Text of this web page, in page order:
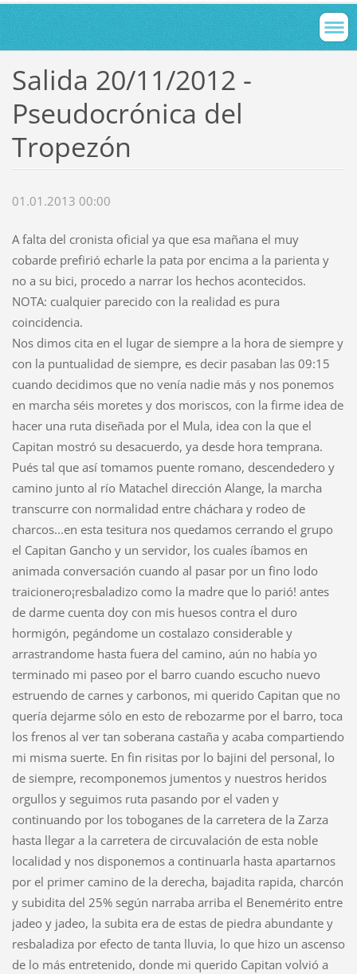
Salida 20/11/2012 -
Pseudocrónica del
Tropezón
01.01.2013 00:00
A falta del cronista oficial ya que esa mañana el muy
cobarde prefirió echarle la pata por encima a la parienta y
no a su bici, procedo a narrar los hechos acontecidos.
NOTA: cualquier parecido con la realidad es pura
coincidencia.
Nos dimos cita en el lugar de siempre a la hora de siempre y
con la puntualidad de siempre, es decir pasaban las 09:15
cuando decidimos que no venía nadie más y nos ponemos
en marcha séis moretes y dos moriscos, con la firme idea de
hacer una ruta diseñada por el Mula, idea con la que el
Capitan mostró su desacuerdo, ya desde hora temprana.
Pués tal que así tomamos puente romano, descendedero y
camino junto al río Matachel dirección Alange, la marcha
transcurre con normalidad entre cháchara y rodeo de
charcos...en esta tesitura nos quedamos cerrando el grupo
el Capitan Gancho y un servidor, los cuales íbamos en
animada conversación cuando al pasar por un fino lodo
traicionero¡resbaladizo como la madre que lo parió! antes
de darme cuenta doy con mis huesos contra el duro
hormigón, pegándome un costalazo considerable y
arrastrandome hasta fuera del camino, aún no había yo
terminado mi paseo por el barro cuando escucho nuevo
estruendo de carnes y carbonos, mi querido Capitan que no
quería dejarme sólo en esto de rebozarme por el barro, toca
los frenos al ver tan soberana castaña y acaba compartiendo
mi misma suerte. En fin risitas por lo bajini del personal, lo
de siempre, recomponemos jumentos y nuestros heridos
orgullos y seguimos ruta pasando por el vaden y
continuando por los toboganes de la carretera de la Zarza
hasta llegar a la carretera de circuvalación de esta noble
localidad y nos disponemos a continuarla hasta apartarnos
por el primer camino de la derecha, bajadita rapida, charcón
y subidita del 25% según narraba arriba el Benemérito entre
jadeo y jadeo, la subita era de estas de piedra abundante y
resbaladiza por efecto de tanta lluvia, lo que hizo un ascenso
de lo más entretenido, donde mi querido Capitan volvió a